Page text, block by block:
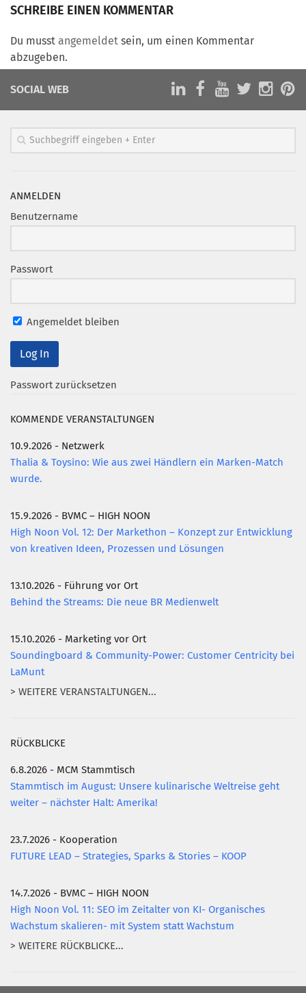
Marketing Pioniere
MarketingFrauen
Münchner Marketingpreis
Mentoring
Bundesverband Marketing Clubs
CLUB-KOMMUNIKATION
MCM Club TV
PODCAST
AKTUELLES
SCHREIBE EINEN KOMMENTAR
Du musst angemeldet sein, um einen Kommentar
abzugeben.
SOCIAL WEB
ANMELDEN
Benutzername
Passwort
Angemeldet bleiben
Passwort zurücksetzen
KOMMENDE VERANSTALTUNGEN
10.9.2026 - Netzwerk
Thalia & Toysino: Wie aus zwei Händlern ein Marken-Match
wurde.
15.9.2026 - BVMC – HIGH NOON
High Noon Vol. 12: Der Markethon – Konzept zur Entwicklung
von kreativen Ideen, Prozessen und Lösungen
13.10.2026 - Führung vor Ort
Behind the Streams: Die neue BR Medienwelt
15.10.2026 - Marketing vor Ort
Soundingboard & Community-Power: Customer Centricity bei
LaMunt
> WEITERE VERANSTALTUNGEN...
RÜCKBLICKE
6.8.2026 - MCM Stammtisch
Stammtisch im August: Unsere kulinarische Weltreise geht
weiter – nächster Halt: Amerika!
23.7.2026 - Kooperation
FUTURE LEAD – Strategies, Sparks & Stories – KOOP
14.7.2026 - BVMC – HIGH NOON
High Noon Vol. 11: SEO im Zeitalter von KI- Organisches
Wachstum skalieren- mit System statt Wachstum
> WEITERE RÜCKBLICKE...